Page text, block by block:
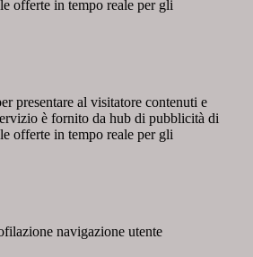
offerte in tempo reale per gli
presentare al visitatore contenuti e
è fornito da hub di pubblicità di
offerte in tempo reale per gli
navigazione utente